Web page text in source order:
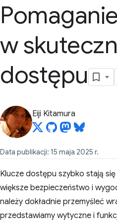
w
dostępu
Eiji Kitamura
Data publikacji: 15 maja 2025 r.
Klucze dostępu szybko stają
większe bezpieczeństwo i
należy dokładnie przemyśleć
przedstawiamy wytyczne i